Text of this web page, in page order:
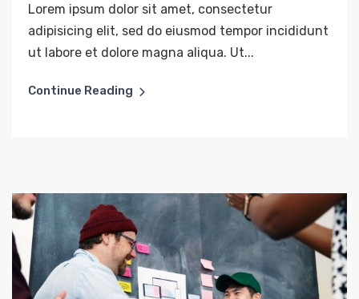
Lorem ipsum dolor sit amet, consectetur
adipisicing elit, sed do eiusmod tempor incididunt
ut labore et dolore magna aliqua. Ut...
Continue Reading